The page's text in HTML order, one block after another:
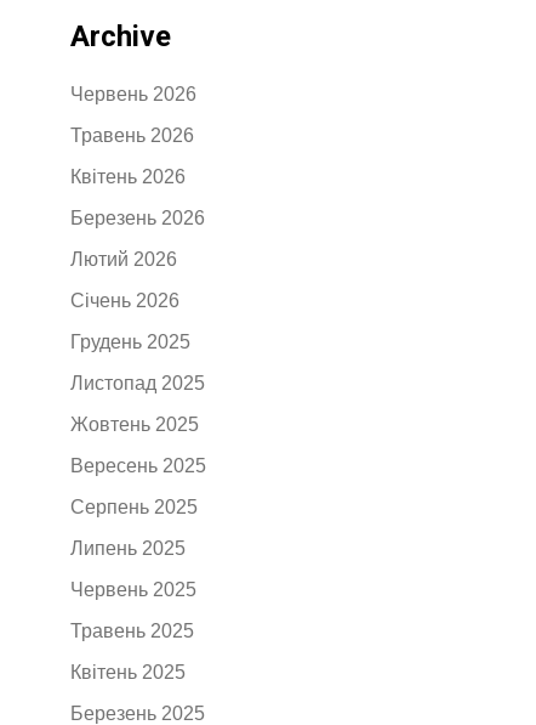
Archive
Червень 2026
Травень 2026
Квітень 2026
Березень 2026
Лютий 2026
Січень 2026
Грудень 2025
Листопад 2025
Жовтень 2025
Вересень 2025
Серпень 2025
Липень 2025
Червень 2025
Травень 2025
Квітень 2025
Березень 2025